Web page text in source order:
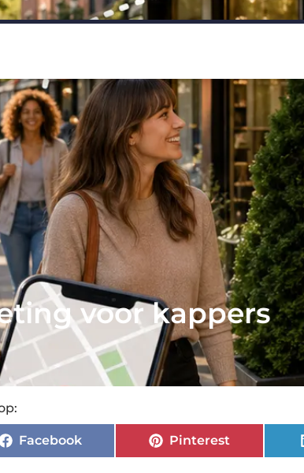
voor kappers
Facebook Pinterest